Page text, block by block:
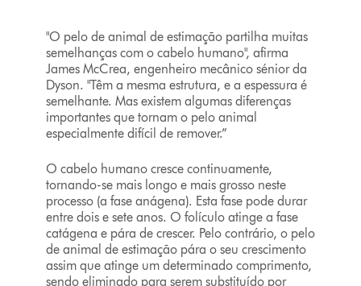
"O pelo de animal de estimação partilha muitas
semelhanças com o cabelo humano", afirma
James McCrea, engenheiro mecânico sénior da
Dyson. "Têm a mesma estrutura, e a espessura é
semelhante. Mas existem algumas diferenças
importantes que tornam o pelo animal
especialmente difícil de remover.”
O cabelo humano cresce continuamente,
tornando-se mais longo e mais grosso neste
processo (a fase anágena). Esta fase pode durar
entre dois e sete anos. O folículo atinge a fase
catágena e pára de crescer. Pelo contrário, o pelo
de animal de estimação pára o seu crescimento
assim que atinge um determinado comprimento,
sendo eliminado para serem substituído por